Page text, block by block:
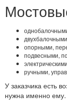
опорными,
подвесными,
ручными,
У заказчика есть
нужна именно ему.